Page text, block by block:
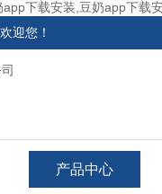
下载安装,豆奶app下载
您！
产品中心